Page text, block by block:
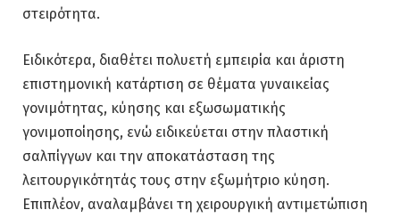
στειρότητα.
Ειδικότερα, διαθέτει πολυετή εμπειρία και άριστη
επιστημονική κατάρτιση σε θέματα γυναικείας
γονιμότητας, κύησης και εξωσωματικής
γονιμοποίησης, ενώ ειδικεύεται στην πλαστική
σαλπίγγων και την αποκατάσταση της
λειτουργικότητάς τους στην εξωμήτριο κύηση.
Επιπλέον, αναλαμβάνει τη χειρουργική αντιμετώπιση